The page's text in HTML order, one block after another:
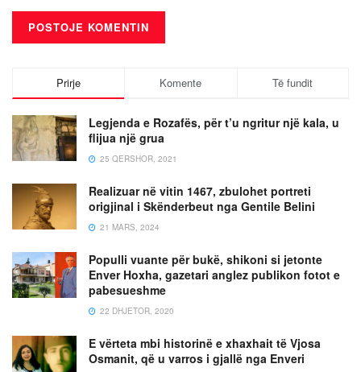
Prirje Komente Të fundit
Legjenda e Rozafës, për t’u ngritur një kala, u
flijua një grua
25 QERSHOR, 2021
Realizuar në vitin 1467, zbulohet portreti
origjinal i Skënderbeut nga Gentile Belini
21 MARS, 2024
Populli vuante për bukë, shikoni si jetonte
Enver Hoxha, gazetari anglez publikon fotot e
pabesueshme
22 DHJETOR, 2020
E vërteta mbi historinë e xhaxhait të Vjosa
Osmanit, që u varros i gjallë nga Enveri